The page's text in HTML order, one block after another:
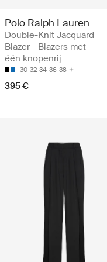
Polo Ralph Lauren
Double-Knit Jacquard
Blazer - Blazers met
één knopenrij
30 32 34 36 38
395 €